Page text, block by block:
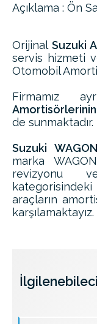
Açıklama : Ön
Orijinal Suzuki
servis hizmeti
Otomobil
Firmamız
Amortisörlerinin
de sunmaktadır.
Suzuki
marka
revizyonu
araçların
karşılamaktayız.